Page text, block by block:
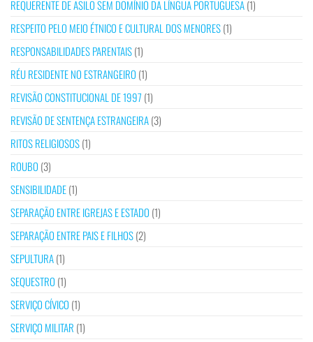
REQUERENTE DE ASILO SEM DOMÍNIO DA LÍNGUA PORTUGUESA(1)
RESPEITO PELO MEIO ÉTNICO E CULTURAL DOS MENORES(1)
RESPONSABILIDADES PARENTAIS(1)
RÉU RESIDENTE NO ESTRANGEIRO (1)
REVISÃO CONSTITUCIONAL DE 1997 (1)
REVISÃO DE SENTENÇA ESTRANGEIRA(3)
RITOS RELIGIOSOS(1)
ROUBO (3)
SENSIBILIDADE(1)
SEPARAÇÃO ENTRE IGREJAS E ESTADO (1)
SEPARAÇÃO ENTRE PAIS E FILHOS(2)
SEPULTURA(1)
SEQUESTRO (1)
SERVIÇO CÍVICO (1)
SERVIÇO MILITAR (1)